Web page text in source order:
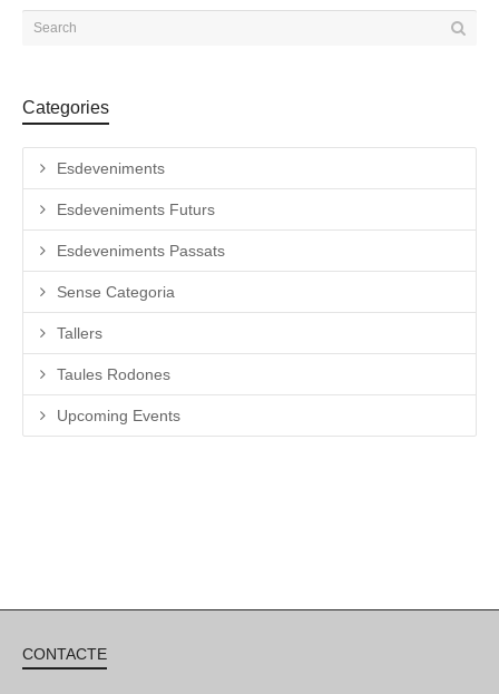
Categories
Esdeveniments
Esdeveniments Futurs
Esdeveniments Passats
Sense Categoria
Tallers
Taules Rodones
Upcoming Events
CONTACTE